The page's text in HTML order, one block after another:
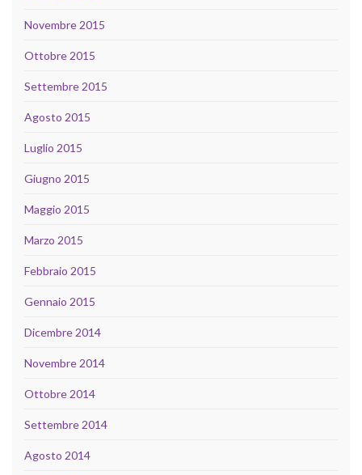
Novembre 2015
Ottobre 2015
Settembre 2015
Agosto 2015
Luglio 2015
Giugno 2015
Maggio 2015
Marzo 2015
Febbraio 2015
Gennaio 2015
Dicembre 2014
Novembre 2014
Ottobre 2014
Settembre 2014
Agosto 2014